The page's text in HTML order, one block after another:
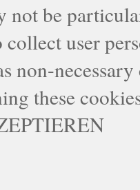
not be
user
non-
these